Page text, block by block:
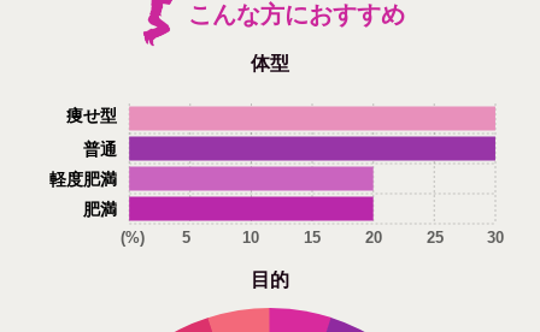
こんな方におすすめ
体型
肥満
軽度肥満
普通
痩せ型
(%) 5 10 15 20 25 30
目的